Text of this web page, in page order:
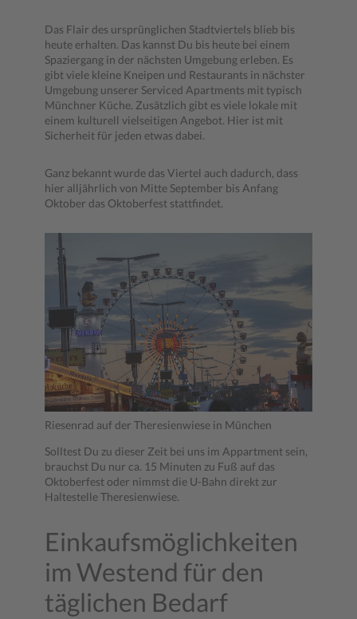
Das Flair des ursprünglichen Stadtviertels blieb bis
heute erhalten. Das kannst Du bis heute bei einem
Spaziergang in der nächsten Umgebung erleben. Es
gibt viele kleine Kneipen und Restaurants in nächster
Umgebung unserer Serviced Apartments mit typisch
Münchner Küche. Zusätzlich gibt es viele lokale mit
einem kulturell vielseitigen Angebot. Hier ist mit
Sicherheit für jeden etwas dabei.
Ganz bekannt wurde das Viertel auch dadurch, dass
hier alljährlich von Mitte September bis Anfang
Oktober das Oktoberfest stattfindet.
Riesenrad auf der Theresienwiese in München
Solltest Du zu dieser Zeit bei uns im Appartment sein,
brauchst Du nur ca. 15 Minuten zu Fuß auf das
Oktoberfest oder nimmst die U-Bahn direkt zur
Haltestelle Theresienwiese.
Einkaufsmöglichkeiten
im Westend für den
täglichen Bedarf